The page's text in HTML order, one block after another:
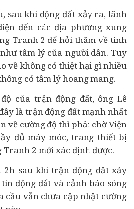
sau khi động đất xảy ra, lãnh
đến các địa phương xung
Tranh 2 để hỏi thăm về tình
tâm lý của người dân. Tuy
về không có thiệt hại gì nhiều
có tâm lý hoang mang.
của trận động đất, ông Lê
là trận động đất mạnh nhất
về cường độ thì phải chờ Viện
đủ máy móc, trang thiết bị
Tranh 2 mới xác định được.
2h sau khi trận động đất xảy
động đất và cảnh báo sóng
cầu vẫn chưa cập nhật cường